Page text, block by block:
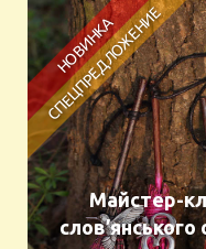
Майстер-
слов’янського